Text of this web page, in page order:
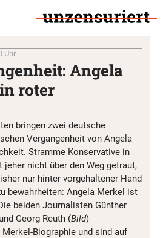
Uhr
Angela
roter
bringen zwei deutsche
Vergangenheit von Angela
Stramme Konservative in
jeher nicht über den Weg getraut,
nur hinter vorgehaltener Hand
bewahrheiten: Angela Merkel ist
beiden Journalisten Günther
Georg Reuth (Bild)
Biographie und sind auf